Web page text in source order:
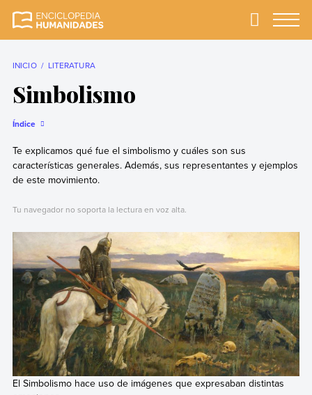
completa y más
Primary
INICIO LITERATURA
Simbolismo
Índice
Te explicamos qué fue el simbolismo y cuáles son sus
características generales. Además, sus representantes y ejemplos
de este movimiento.
Tu navegador no soporta la lectura en voz alta.
El Simbolismo hace uso de imágenes que expresaban distintas